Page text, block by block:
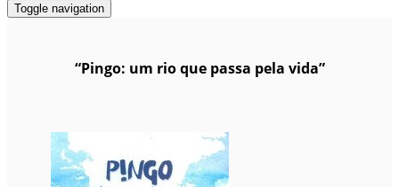
Toggle navigation
“Pingo: um rio que passa pela vida”